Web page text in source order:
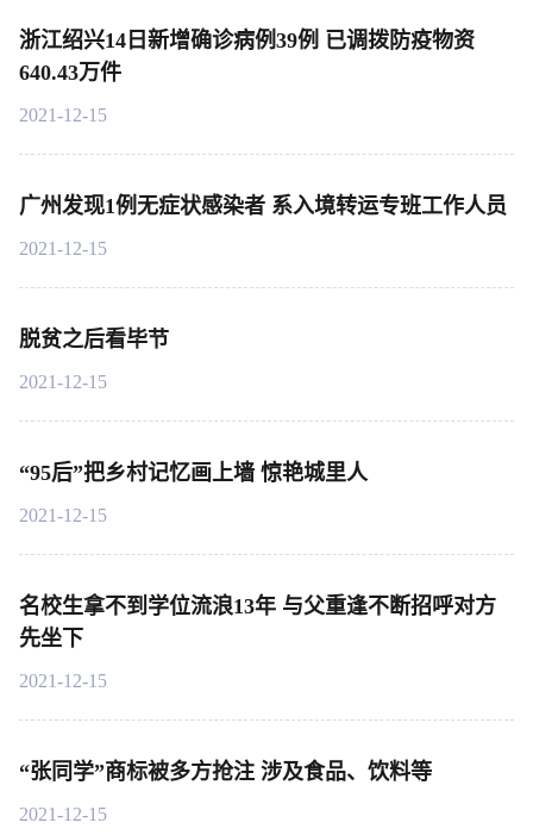
浙江绍兴14日新增确诊病例39例 已调拨防疫物资
640.43万件
2021-12-15
广州发现1例无症状感染者 系入境转运专班工作人员
2021-12-15
脱贫之后看毕节
2021-12-15
“95后”把乡村记忆画上墙 惊艳城里人
2021-12-15
名校生拿不到学位流浪13年 与父重逢不断招呼对方
先坐下
2021-12-15
“张同学”商标被多方抢注 涉及食品、饮料等
2021-12-15